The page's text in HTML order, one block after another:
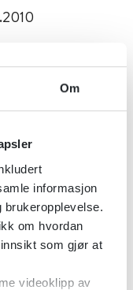
Om
informasjon
brukeropplevelse.
om hvordan
som gjør at
videoklipp av